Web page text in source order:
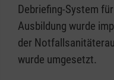
Debriefing-System
Ausbildung wurde
der
wurde umgesetzt.